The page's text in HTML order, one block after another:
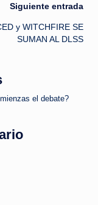
Siguiente entrada
y WITCHFIRE SE
SUMAN AL DLSS
el debate?